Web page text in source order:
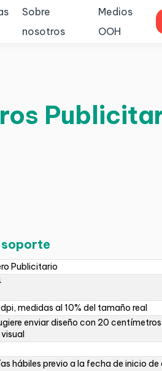
Sobre
nosotros
Medios
OOH
Publicitario
medidas al 10% del tamaño real
enviar diseño con 20 centímetros
hábiles previo a la fecha de inicio